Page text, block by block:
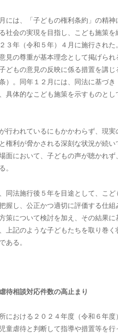
は、「子どもの権利条約」の精
社会の実現を目指し、こども施策
３年（令和５年）４月に施行され
見の尊重が基本理念として掲げら
どもの意見の反映に係る措置を講
）。同年１２月には、同法に基づ
具体的なこども施策を示すものと
われているにもかかわらず、現実
権利が脅かされる深刻な状況が続
面において、子どもの声が聴かれ
。
同法施行後５年を目途として、こ
握し、公正かつ適切に評価する仕
策について検討を加え、その結果
上記のような子どもたちを取り巻
ある。
相談対応件数の高止まり
における２０２４年度（令和６年
童虐待と判断して指導や措置等を